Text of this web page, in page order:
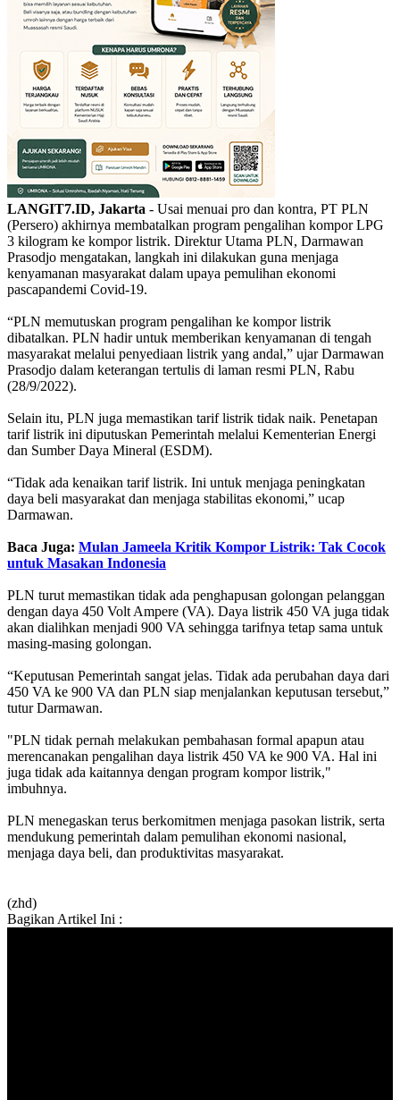
LANGIT7.ID, Jakarta - Usai menuai pro dan kontra, PT PLN
(Persero) akhirnya membatalkan program pengalihan kompor LPG
3 kilogram ke kompor listrik. Direktur Utama PLN, Darmawan
Prasodjo mengatakan, langkah ini dilakukan guna menjaga
kenyamanan masyarakat dalam upaya pemulihan ekonomi
pascapandemi Covid-19.
“PLN memutuskan program pengalihan ke kompor listrik
dibatalkan. PLN hadir untuk memberikan kenyamanan di tengah
masyarakat melalui penyediaan listrik yang andal,” ujar Darmawan
Prasodjo dalam keterangan tertulis di laman resmi PLN, Rabu
(28/9/2022).
Selain itu, PLN juga memastikan tarif listrik tidak naik. Penetapan
tarif listrik ini diputuskan Pemerintah melalui Kementerian Energi
dan Sumber Daya Mineral (ESDM).
“Tidak ada kenaikan tarif listrik. Ini untuk menjaga peningkatan
daya beli masyarakat dan menjaga stabilitas ekonomi,” ucap
Darmawan.
Baca Juga: Mulan Jameela Kritik Kompor Listrik: Tak Cocok
untuk Masakan Indonesia
PLN turut memastikan tidak ada penghapusan golongan pelanggan
dengan daya 450 Volt Ampere (VA). Daya listrik 450 VA juga tidak
akan dialihkan menjadi 900 VA sehingga tarifnya tetap sama untuk
masing-masing golongan.
“Keputusan Pemerintah sangat jelas. Tidak ada perubahan daya dari
450 VA ke 900 VA dan PLN siap menjalankan keputusan tersebut,”
tutur Darmawan.
"PLN tidak pernah melakukan pembahasan formal apapun atau
merencanakan pengalihan daya listrik 450 VA ke 900 VA. Hal ini
juga tidak ada kaitannya dengan program kompor listrik,"
imbuhnya.
PLN menegaskan terus berkomitmen menjaga pasokan listrik, serta
mendukung pemerintah dalam pemulihan ekonomi nasional,
menjaga daya beli, dan produktivitas masyarakat.
(zhd)
Bagikan Artikel Ini :